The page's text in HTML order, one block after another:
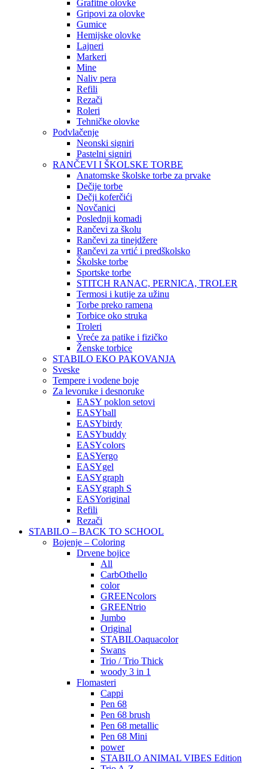
Grafitne olovke
Gripovi za olovke
Gumice
Hemijske olovke
Lajneri
Markeri
Mine
Naliv pera
Refili
Rezači
Roleri
Tehničke olovke
Podvlačenje
Neonski signiri
Pastelni signiri
RANČEVI I ŠKOLSKE TORBE
Anatomske školske torbe za prvake
Dečije torbe
Dečji koferčići
Novčanici
Poslednji komadi
Rančevi za školu
Rančevi za tinejdžere
Rančevi za vrtić i predškolsko
Školske torbe
Sportske torbe
STITCH RANAC, PERNICA, TROLER
Termosi i kutije za užinu
Torbe preko ramena
Torbice oko struka
Troleri
Vreće za patike i fizičko
Ženske torbice
STABILO EKO PAKOVANJA
Sveske
Tempere i vodene boje
Za levoruke i desnoruke
EASY poklon setovi
EASYball
EASYbirdy
EASYbuddy
EASYcolors
EASYergo
EASYgel
EASYgraph
EASYgraph S
EASYoriginal
Refili
Rezači
STABILO – BACK TO SCHOOL
Bojenje – Coloring
Drvene bojice
All
CarbOthello
color
GREENcolors
GREENtrio
Jumbo
Original
STABILOaquacolor
Swans
Trio / Trio Thick
woody 3 in 1
Flomasteri
Cappi
Pen 68
Pen 68 brush
Pen 68 metallic
Pen 68 Mini
power
STABILO ANIMAL VIBES Edition